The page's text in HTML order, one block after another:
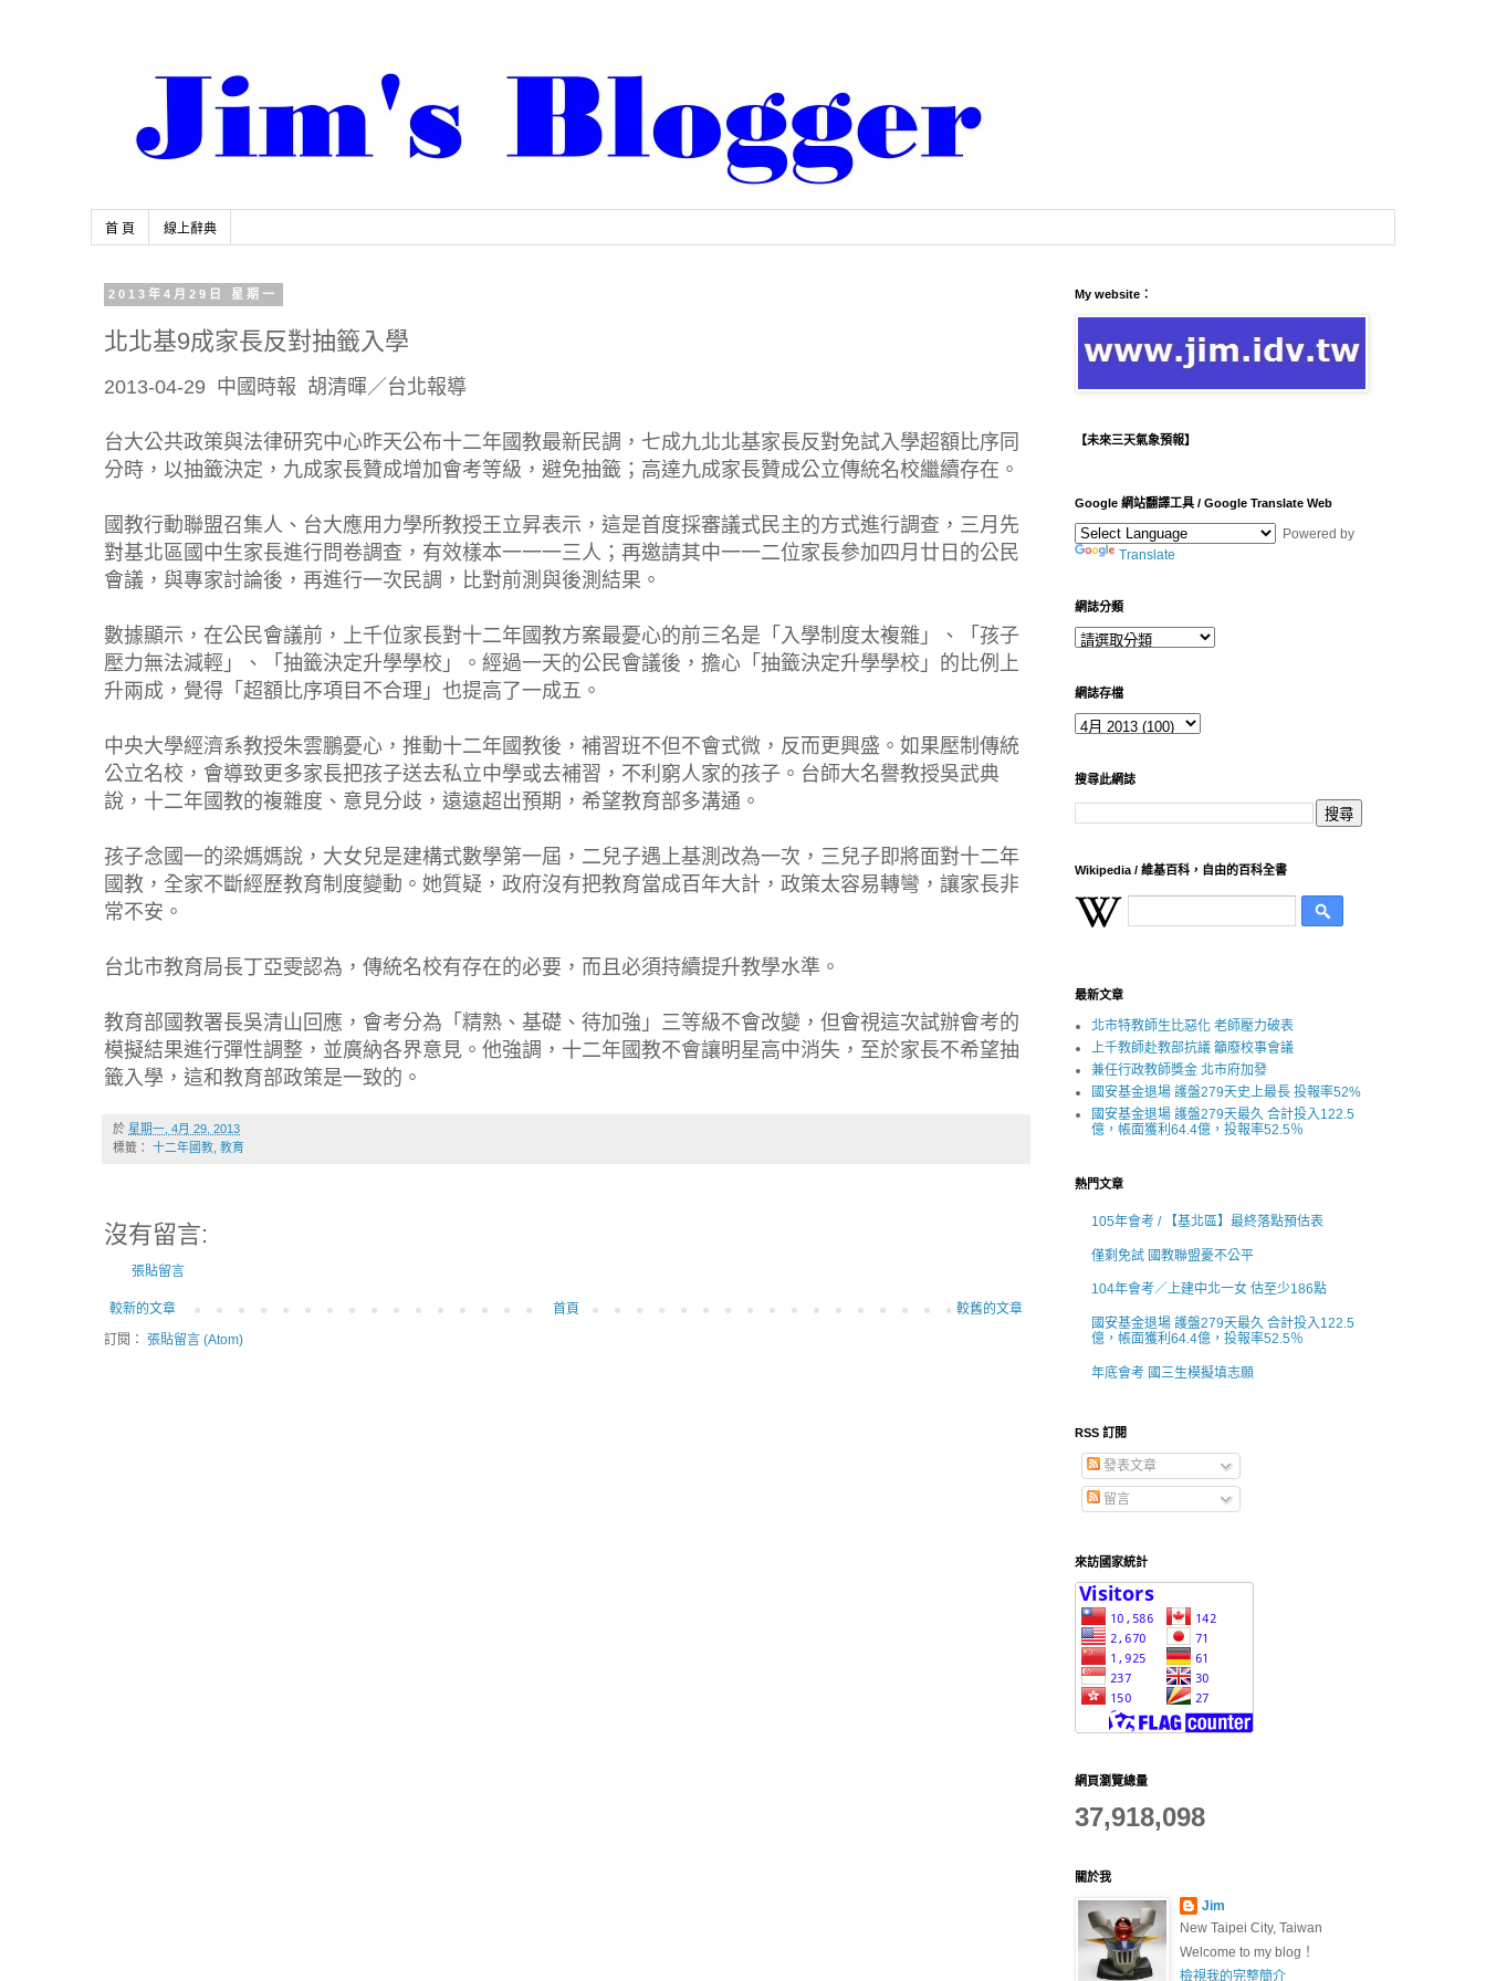
首 頁 線上辭典
2013年4月29日 星期一
北北基9成家長反對抽籤入學
2013-04-29 中國時報 胡清暉／台北報導
台大公共政策與法律研究中心昨天公布十二年國教最新民調，七成九北北基家長反對免試入學超額比序同
分時，以抽籤決定，九成家長贊成增加會考等級，避免抽籤；高達九成家長贊成公立傳統名校繼續存在。
國教行動聯盟召集人、台大應用力學所教授王立昇表示，這是首度採審議式民主的方式進行調查，三月先
對基北區國中生家長進行問卷調查，有效樣本一一一三人；再邀請其中一一二位家長參加四月廿日的公民
會議，與專家討論後，再進行一次民調，比對前測與後測結果。
數據顯示，在公民會議前，上千位家長對十二年國教方案最憂心的前三名是「入學制度太複雜」、「孩子
壓力無法減輕」、「抽籤決定升學學校」。經過一天的公民會議後，擔心「抽籤決定升學學校」的比例上
升兩成，覺得「超額比序項目不合理」也提高了一成五。
中央大學經濟系教授朱雲鵬憂心，推動十二年國教後，補習班不但不會式微，反而更興盛。如果壓制傳統
公立名校，會導致更多家長把孩子送去私立中學或去補習，不利窮人家的孩子。台師大名譽教授吳武典
說，十二年國教的複雜度、意見分歧，遠遠超出預期，希望教育部多溝通。
孩子念國一的梁媽媽說，大女兒是建構式數學第一屆，二兒子遇上基測改為一次，三兒子即將面對十二年
國教，全家不斷經歷教育制度變動。她質疑，政府沒有把教育當成百年大計，政策太容易轉彎，讓家長非
常不安。
台北市教育局長丁亞雯認為，傳統名校有存在的必要，而且必須持續提升教學水準。
教育部國教署長吳清山回應，會考分為「精熟、基礎、待加強」三等級不會改變，但會視這次試辦會考的
模擬結果進行彈性調整，並廣納各界意見。他強調，十二年國教不會讓明星高中消失，至於家長不希望抽
籤入學，這和教育部政策是一致的。
於 星期一, 4月 29, 2013
標籤： 十二年國教 教育
沒有留言:
張貼留言
較新的文章 較舊的文章
首頁
訂閱： 張貼留言 (Atom)
My website：
【未來三天氣象預報】
Google 網站翻譯工具 / Google Translate Web
Powered by
Translate
網誌分類
網誌存檔
搜尋此網誌
Wikipedia / 維基百科，自由的百科全書
最新文章
北市特教師生比惡化 老師壓力破表
上千教師赴教部抗議 籲廢校事會議
兼任行政教師獎金 北市府加發
國安基金退場 護盤279天史上最長 投報率52%
國安基金退場 護盤279天最久 合計投入122.5
億，帳面獲利64.4億，投報率52.5％
熱門文章
105年會考 / 【基北區】最終落點預估表
僅剩免試 國教聯盟憂不公平
104年會考／上建中北一女 估至少186點
國安基金退場 護盤279天最久 合計投入122.5
億，帳面獲利64.4億，投報率52.5％
年底會考 國三生模擬填志願
RSS 訂閱
發表文章
留言
來訪國家統計
網頁瀏覽總量
37,918,098
關於我
Jim
New Taipei City, Taiwan
Welcome to my blog！
檢視我的完整簡介